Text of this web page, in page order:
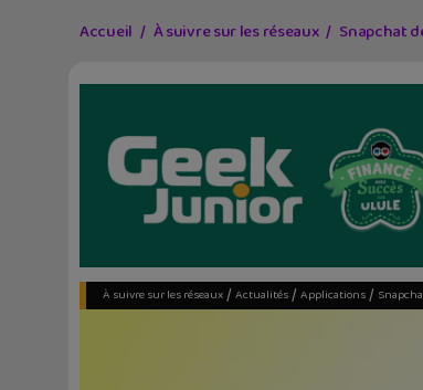
Accueil À suivre sur les réseaux Snapchat
À suivre sur les réseaux/ Actualités/ Applications/